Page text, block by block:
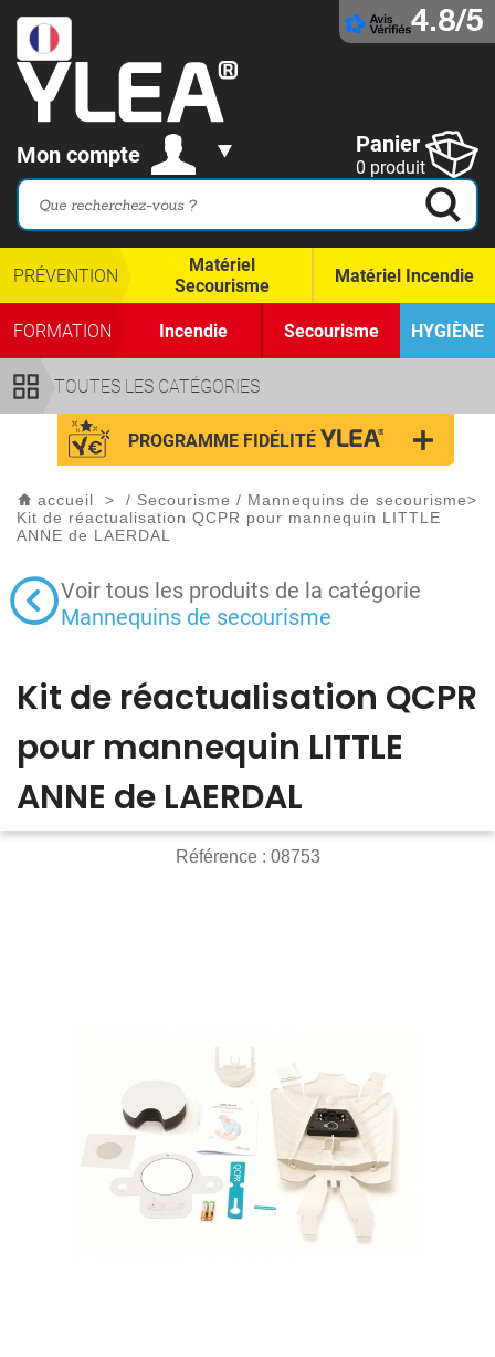
4.8/5
Mon compte Panier
0 produit
TOUTES LES CATÉGORIES
PRÉVENTION
Matériel
Secourisme
Matériel Incendie
FORMATION Incendie Secourisme HYGIÈNE
PROGRAMME FIDÉLITÉ
accueil > / Secourisme / Mannequins de secourisme>
Kit de réactualisation QCPR pour mannequin LITTLE
ANNE de LAERDAL
Voir tous les produits de la catégorie
Mannequins de secourisme
Kit de réactualisation QCPR
pour mannequin LITTLE
ANNE de LAERDAL
Référence : 08753